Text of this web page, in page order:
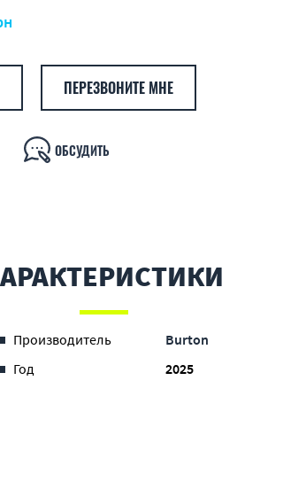
ПЕРЕЗВОНИТЕ МНЕ
ОБСУДИТЬ
Производитель
Burton
Год
2025